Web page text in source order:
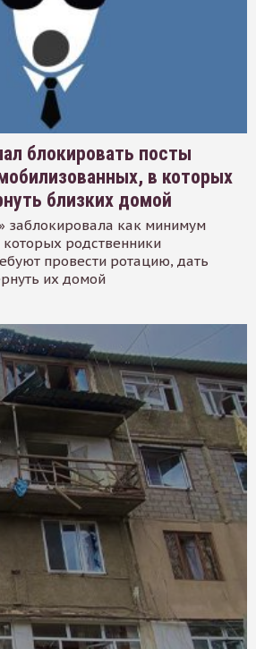
блокировать посты
в которых
близких домой
заблокировала как минимум
которых родственники
провести ротацию, дать
их домой